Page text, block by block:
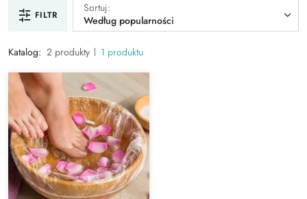
FILTR
Sortuj:
Według popularności
Katalog: 2 produkty 1 produktu